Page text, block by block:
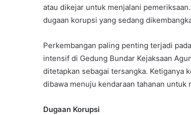
atau dikejar untuk menjalani
dugaan korupsi yang sedang
Perkembangan paling penting terjadi
intensif di Gedung Bundar Kejaksaan
ditetapkan sebagai tersangka. Ketiganya
dibawa menuju kendaraan tahanan
Dugaan Korupsi